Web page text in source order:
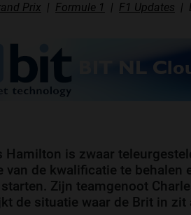
Prix Formule 1 F1 Updates
Hamilton is zwaar
van de kwalificatie te behalen
Zijn teamgenoot
de situatie waar de Brit in